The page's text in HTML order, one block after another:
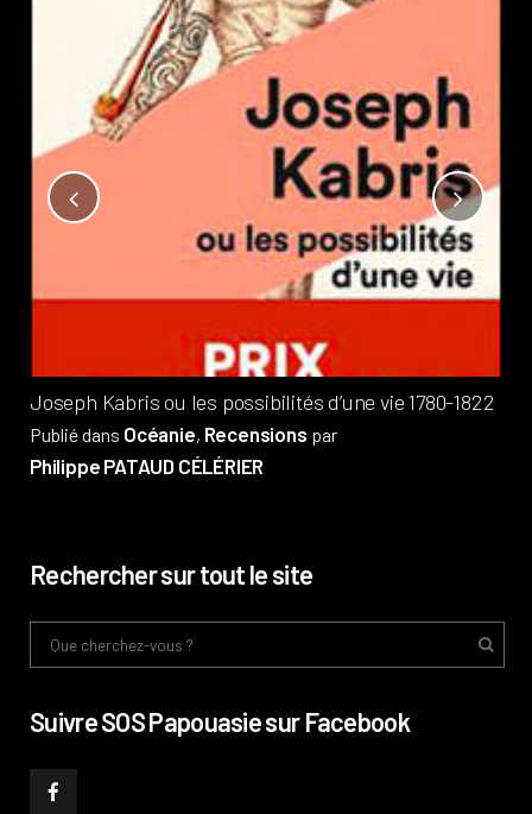
Joseph Kabris ou les possibilités d’une vie 1780-1822
Publié dans Océanie, Recensions par
Philippe PATAUD CÉLÉRIER
Rechercher sur tout le site
Suivre SOS Papouasie sur Facebook